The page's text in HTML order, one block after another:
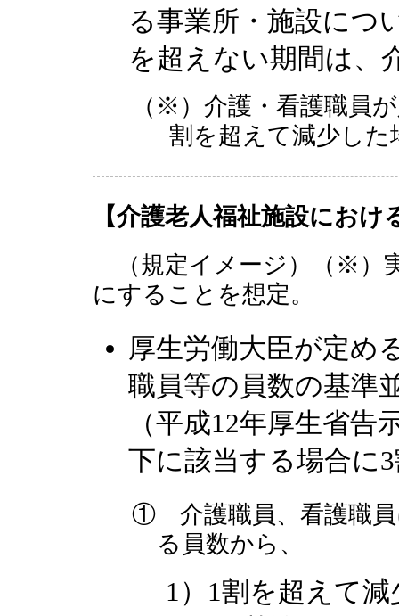
る事業所・施設につ
を超えない期間は、
（※）介護・看護職員
割を超えて減少した
【介護老人福祉施設におけ
（規定イメージ）（※）
にすることを想定。
厚生労働大臣が定め
職員等の員数の基準
（平成12年厚生省
下に該当する場合に
① 介護職員、看護職員
る員数から、
1）1割を超えて